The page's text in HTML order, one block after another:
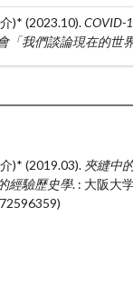
)* (2023.10).COVID-
「我們談論現在的世
presented at 2023
日語學系.
術實習生的敘述為中
at 2023年東海大學
際學術研討會《異「
)* (2019.03). 夾縫中
經驗歷史學. : 大阪大